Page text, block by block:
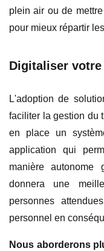
plein air ou de
pour mieux répartir
Digitaliser
L'adoption de
faciliter la gestion du
en place un
application qui
manière
donnera une
personnes
personnel en
Nous aborderons